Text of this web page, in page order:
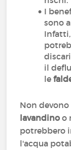
I
sono
il
le
Non
lavandino o
potrebbero
l'acqua